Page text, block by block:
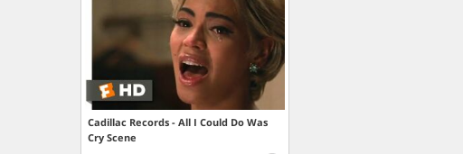
Cadillac Records - All I Could Do Was
Cry Scene